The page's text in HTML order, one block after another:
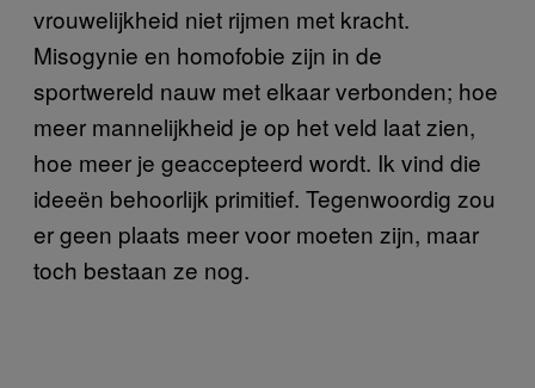
vrouwelijkheid niet rijmen met kracht.
Misogynie en homofobie zijn in de
sportwereld nauw met elkaar verbonden; hoe
meer mannelijkheid je op het veld laat zien,
hoe meer je geaccepteerd wordt. Ik vind die
ideeën behoorlijk primitief. Tegenwoordig zou
er geen plaats meer voor moeten zijn, maar
toch bestaan ze nog.